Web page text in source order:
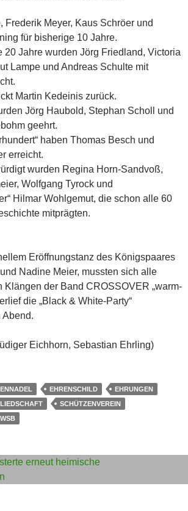
Frederik Meyer, Kaus Schröer und
für bisherige 10 Jahre.
20 Jahre wurden Jörg Friedland, Victoria
Lampe und Andreas Schulte mit
Martin Kedeinis zurück.
Jörg Haubold, Stephan Scholl und
geehrt.
haben Thomas Besch und
erreicht.
wurden Regina Horn-Sandvoß,
Wolfgang Tyrock und
Hilmar Wohlgemut, die schon alle 60
mitprägten.
Eröffnungstanz des Königspaares
Nadine Meier, mussten sich alle
Klängen der Band CROSSOVER „warm-
die „Black & White-Party“
Abend.
Eichhorn, Sebastian Ehrling)
EHRENSCHILD
EHRUNGEN
SCHÜTZENVEREIN
WSB